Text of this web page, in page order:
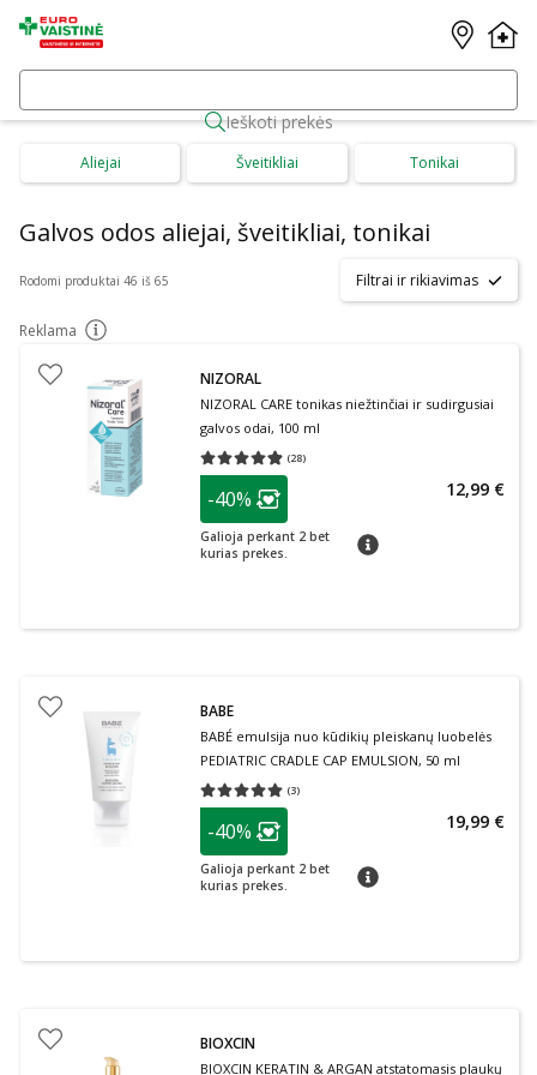
Ieškoti prekės
Aliejai Šveitikliai Tonikai
Galvos odos aliejai, šveitikliai, tonikai
Rodomi produktai 46 iš 65 Filtrai ir rikiavimas
Reklama patarimas
NIZORAL
NIZORAL CARE tonikas niežtinčiai ir sudirgusiai
galvos odai, 100 ml
(28)
Vidutinis įvertinimas 4.86
patarimas
Lojalumo klubo narių nuolaida
-40%
Galioja perkant 2 bet
kurias prekes.
patarimas
12,99 €
BABE
BABÉ emulsija nuo kūdikių pleiskanų luobelės
PEDIATRIC CRADLE CAP EMULSION, 50 ml
(3)
Vidutinis įvertinimas 5.00
patarimas
Lojalumo klubo narių nuolaida
-40%
Galioja perkant 2 bet
kurias prekes.
patarimas
19,99 €
BIOXCIN
BIOXCIN KERATIN & ARGAN atstatomasis plaukų